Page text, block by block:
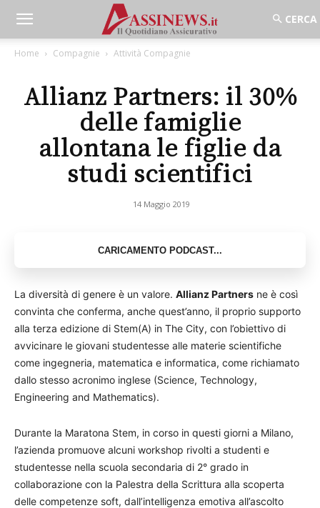
Home Compagnie Attività Compagnie
Allianz Partners: il 30%
delle famiglie
allontana le figlie da
studi scientifici
14 Maggio 2019
La diversità di genere è un valore. Allianz Partners ne è così
convinta che conferma, anche quest’anno, il proprio supporto
alla terza edizione di Stem(A) in The City, con l’obiettivo di
avvicinare le giovani studentesse alle materie scientifiche
come ingegneria, matematica e informatica, come richiamato
dallo stesso acronimo inglese (Science, Technology,
Engineering and Mathematics).
Durante la Maratona Stem, in corso in questi giorni a Milano,
l’azienda promuove alcuni workshop rivolti a studenti e
studentesse nella scuola secondaria di 2° grado in
collaborazione con la Palestra della Scrittura alla scoperta
delle competenze soft, dall’intelligenza emotiva all’ascolto